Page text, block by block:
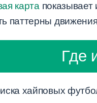
картапоказывает
паттерны
Где
хайповых